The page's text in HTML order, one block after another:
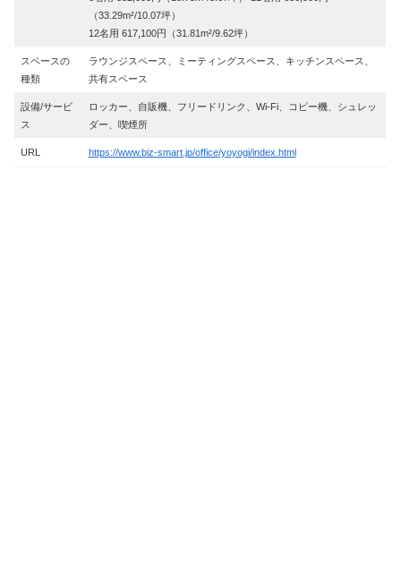
（33.29m²/10.07坪）
12名用 617,100円（31.81m²/9.62坪）
スペースの
種類
ラウンジスペース、ミーティングスペース、キッチンスペース、
共有スペース
設備/サービ
ス
ロッカー、自販機、フリードリンク、Wi-Fi、コピー機、シュレッ
ダー、喫煙所
URL https://www.biz-smart.jp/office/yoyogi/index.html